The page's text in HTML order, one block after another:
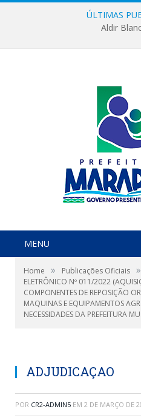
ÚLTIMAS
Aldir
MENU
Home » Publicações Oficiais »
ELETRÔNICO Nº 011/2022
COMPONENTES DE REPOSIÇÃO
MAQUINAS E EQUIPAMENTOS
NECESSIDADES DA PREFEITURA
ADJUDICAÇAO
POR CR2-ADMIN5 EM 2 DE MARÇO DE